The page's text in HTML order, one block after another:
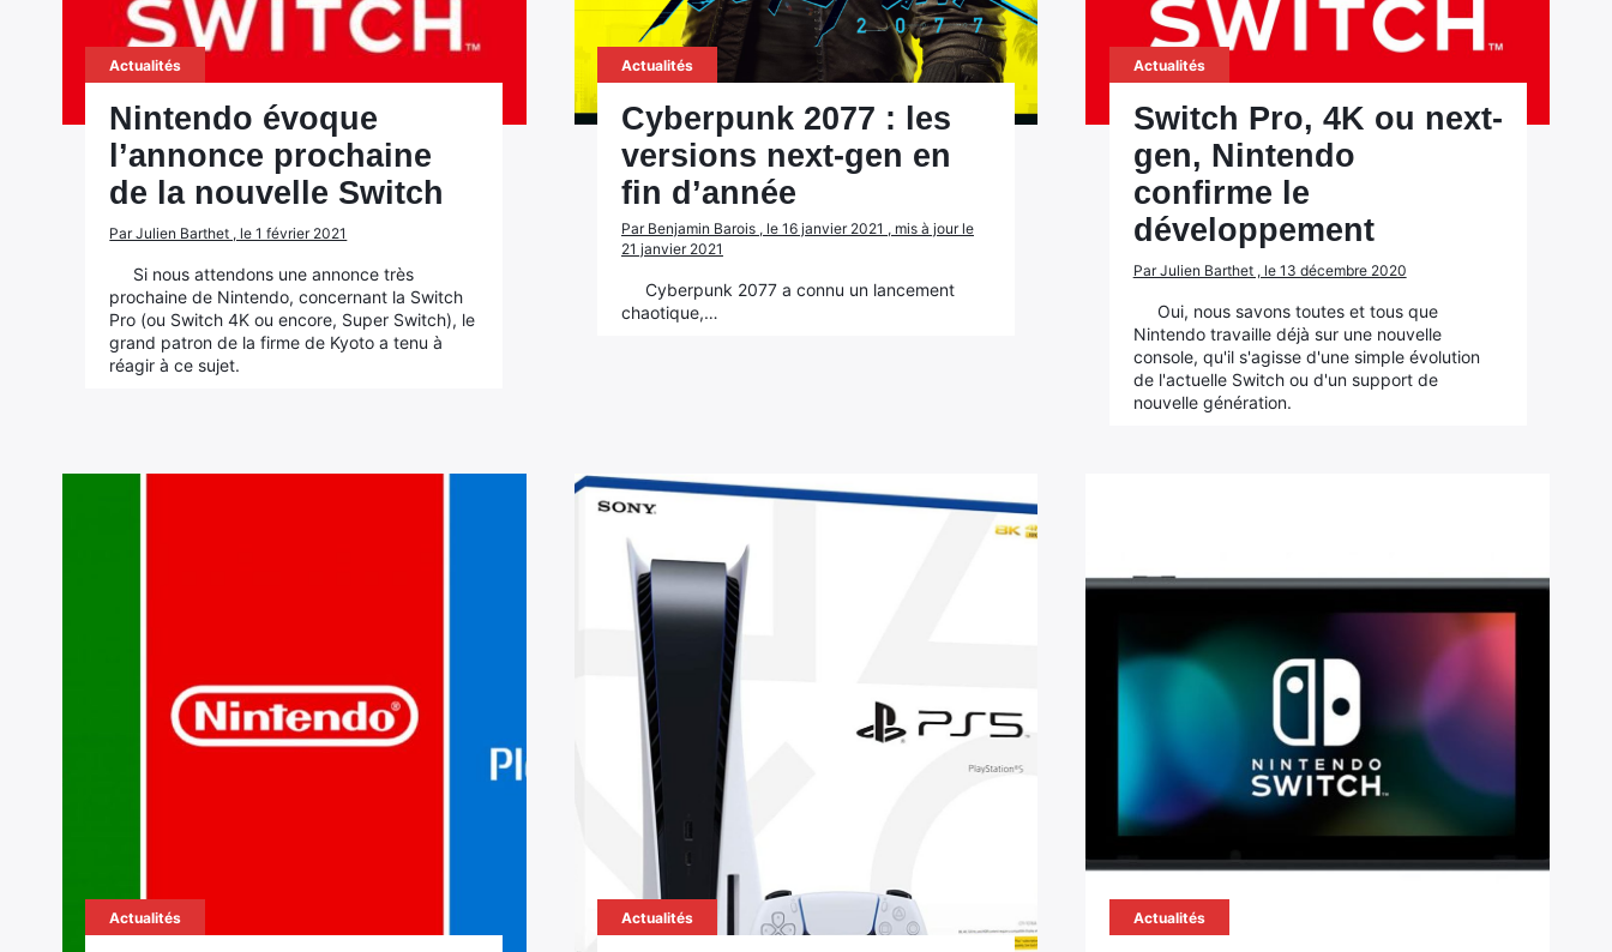
Actualités
Nintendo évoque
l’annonce prochaine
de la nouvelle Switch
Par Julien Barthet , le 1 février 2021
Si nous attendons une annonce très
prochaine de Nintendo, concernant la Switch
Pro (ou Switch 4K ou encore, Super Switch), le
grand patron de la firme de Kyoto a tenu à
réagir à ce sujet.
Actualités
Cyberpunk 2077 : les
versions next-gen en
fin d’année
Par Benjamin Barois , le 16 janvier 2021 , mis à jour le
21 janvier 2021
Cyberpunk 2077 a connu un lancement
chaotique,…
Actualités
Switch Pro, 4K ou next-
gen, Nintendo
confirme le
développement
Par Julien Barthet , le 13 décembre 2020
Oui, nous savons toutes et tous que
Nintendo travaille déjà sur une nouvelle
console, qu'il s'agisse d'une simple évolution
de l'actuelle Switch ou d'un support de
nouvelle génération.
Actualités Actualités Actualités